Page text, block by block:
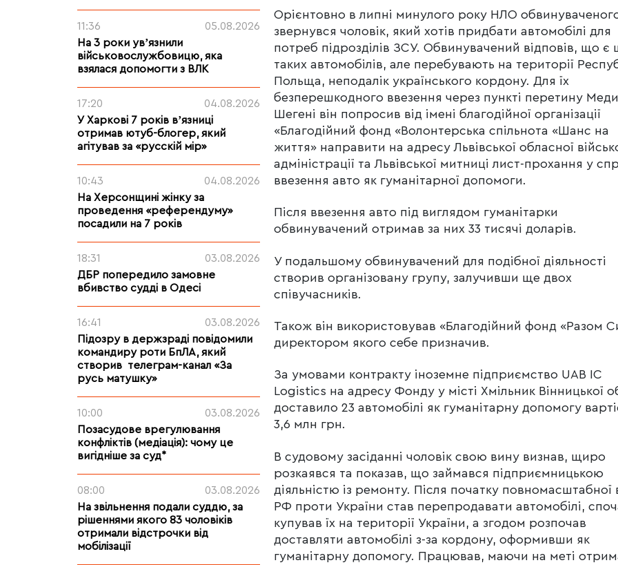
11:36
05.08.2026
На 3 роки увʼязнили
військовослужбовицю, яка
взялася допомогти з ВЛК
17:20
04.08.2026
У Харкові 7 років вʼязниці
отримав ютуб-блогер, який
агітував за «русскій мір»
10:43
04.08.2026
На Херсонщині жінку за
проведення «референдуму»
посадили на 7 років
18:31
03.08.2026
ДБР попередило замовне
вбивство судді в Одесі
16:41
03.08.2026
Підозру в держзраді повідомили
командиру роти БпЛА, який
створив телеграм-канал «За
русь матушку»
10:00
03.08.2026
Позасудове врегулювання
конфліктів (медіація): чому це
вигідніше за суд*
08:00
03.08.2026
На звільнення подали суддю, за
рішеннями якого 83 чоловіків
отримали відстрочки від
мобілізації
Орієнтовно в липні минулого року НЛО
звернувся чоловік, який хотів придбати автомобілі для
потреб підрозділів ЗСУ. Обвинувачений відповів, що є
таких автомобілів, але перебувають на території
Польща, неподалік українського кордону. Для їх
безперешкодного ввезення через пункті перетину
Шегені він попросив від імені благодійної організації
«Благодійний фонд «Волонтерська спільнота «Шанс на
життя» направити на адресу Львівської обласної
адміністрації та Львівської митниці лист-прохання у
ввезення авто як гуманітарної допомоги.
Після ввезення авто під виглядом гуманітарки
обвинувачений отримав за них 33 тисячі доларів.
У подальшому обвинувачений для подібної діяльності
створив організовану групу, залучивши ще двох
співучасників.
Також він використовував «Благодійний фонд «Разом
директором якого себе призначив.
За умовами контракту іноземне підприємство UAB IC
Logistics на адресу Фонду у місті Хмільник Вінницької
доставило 23 автомобілі як гуманітарну допомогу
3,6 млн грн.
В судовому засіданні чоловік свою вину визнав, щиро
розкаявся та показав, що займався підприємницькою
діяльністю із ремонту. Після початку повномасштабної
РФ проти України став перепродавати автомобілі,
купував їх на території України, а згодом розпочав
доставляти автомобілі з-за кордону, оформивши як
гуманітарну допомогу. Працював, маючи на меті